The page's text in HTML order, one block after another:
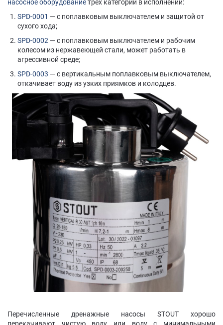
насосное оборудованиетрех категорий в исполнении:
SPD-0001 — с поплавковым выключателем и защитой от
сухого хода;
SPD-0002 — с поплавковым выключателем и рабочим
колесом из нержавеющей стали, может работать в
агрессивной среде;
SPD-0003 — с вертикальным поплавковым выключателем,
откачивает воду из узких приямков и колодцев.
Перечисленные дренажные насосы STOUT хорошо